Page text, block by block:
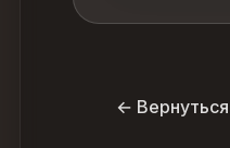
← Вернуться